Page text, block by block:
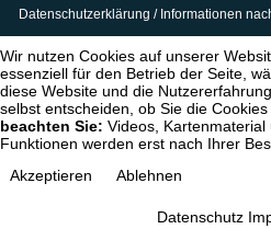
Datenschutzerklärung / Informationen
Wir nutzen Cookies auf unserer
essenziell für den Betrieb der Seite,
diese Website und die
selbst entscheiden, ob Sie die Cookies
beachten Sie: Videos,
Funktionen werden erst nach Ihrer
Akzeptieren
Ablehnen
Datenschutz